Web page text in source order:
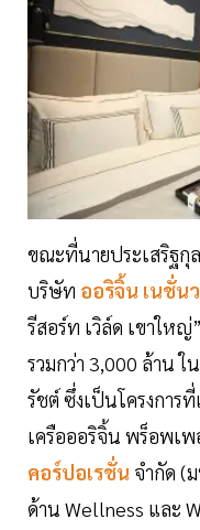
ขณะที่นายประเสริฐกุ
บริษัท ออริจิ้น เนชั่น
รีสอร์ท เวิล์ด เขาใหญ่
รวมกว่า 3,000 ล้าน
รัชต์ ซึ่งเป็นโครงการ
เครือออริจิ้น พร็อพเ
คอร์ปอเรชั่น จำกัด (
ด้าน Wellness และ